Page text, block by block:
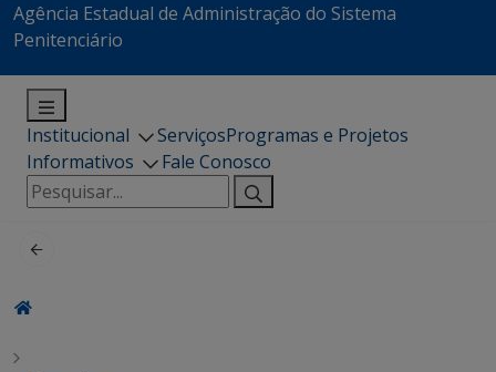
Agência Estadual de Administração do Sistema
Penitenciário
Institucional ServiçosProgramas e Projetos
Informativos
Fale Conosco
Pesquisar
por: